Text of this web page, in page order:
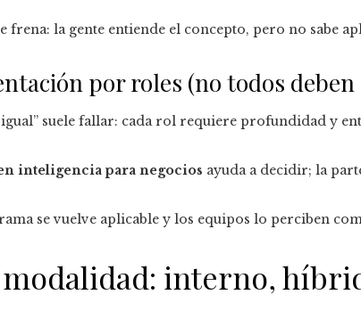
frena: la gente entiende el concepto, pero no sabe
por roles (no todos
suele fallar: cada rol requiere profundidad y
inteligencia para negocios ayuda a decidir; la
se vuelve aplicable y los equipos lo perciben
interno,